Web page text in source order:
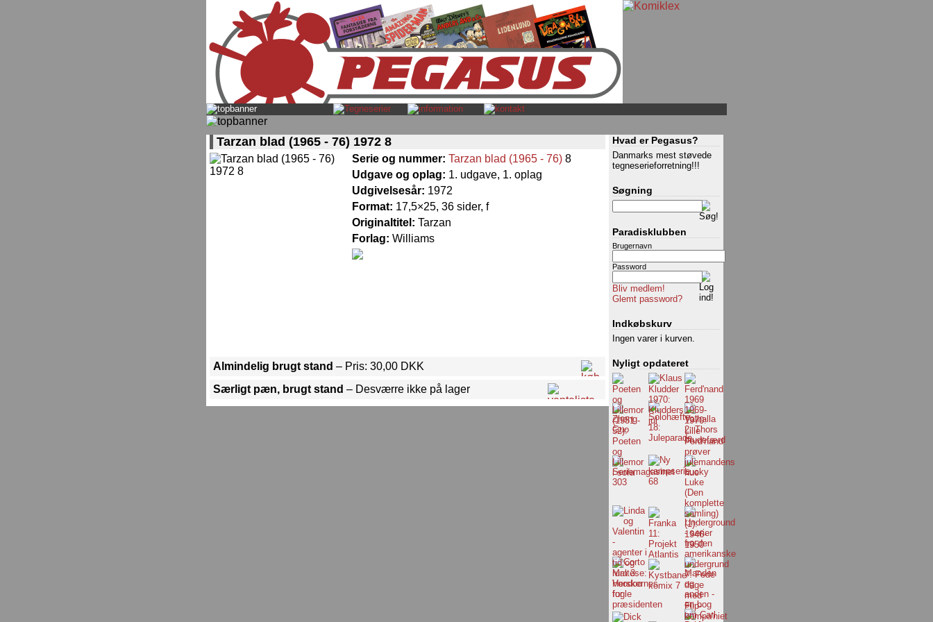
Tarzan blad (1965 - 76) 1972 8
Serie og nummer: Tarzan blad (1965 - 76) 8
Udgave og oplag: 1. udgave, 1. oplag
Udgivelsesår: 1972
Format: 17,5×25, 36 sider, f
Originaltitel: Tarzan
Forlag: Williams
Almindelig brugt stand – Pris: 30,00 DKK
Særligt pæn, brugt stand – Desværre ikke på lager
Hvad er Pegasus?
Danmarks mest støvede
tegneserieforretning!!!
Søgning
Paradisklubben
Brugernavn
Password
Bliv medlem!
Glemt password?
Indkøbskurv
Ingen varer i kurven.
Nyligt opdateret